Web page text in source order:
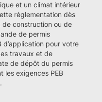
et un climat intérieur
réglementation dès
construction ou de
de permis
d’application pour votre
travaux et de
de dépôt du permis
les exigences PEB